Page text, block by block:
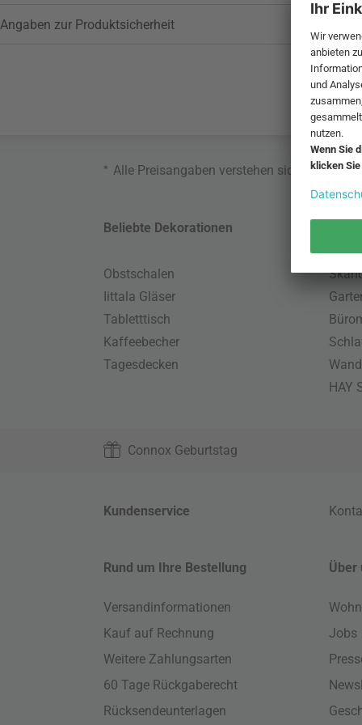
Angaben zur Produktsicherheit
* Alle Preisangaben verstehen sich inklusive
Beliebte Dekorationen
Obstschalen
Iittala Gläser
Tabletttisch
Kaffeebecher
Tagesdecken
HAY
Connox Geburtstag
Kundenservice
Rund um Ihre Bestellung
Versandinformationen
Kauf auf Rechnung
Weitere Zahlungsarten
60 Tage Rückgaberecht
Rücksendeunterlagen
Über
Jobs